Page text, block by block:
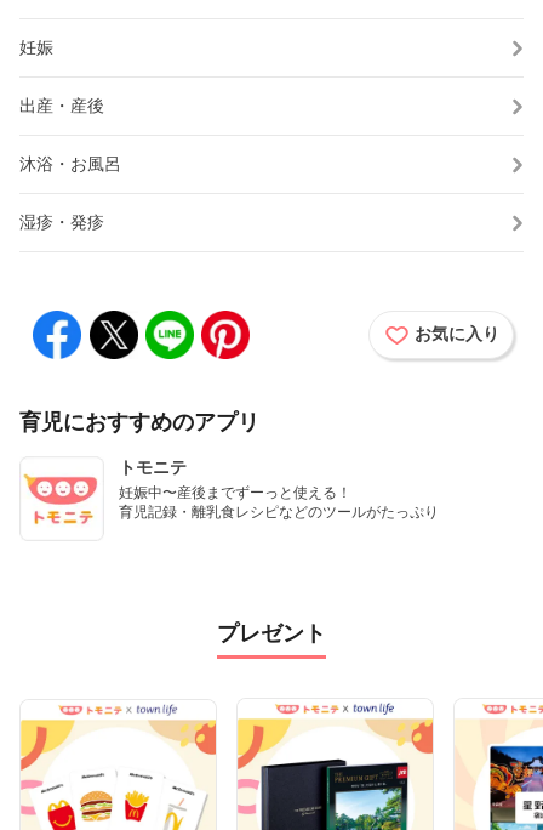
妊娠
出産・産後
沐浴・お風呂
湿疹・発疹
お気に入り
育児におすすめのアプリ
トモニテ
妊娠中〜産後までずーっと使える！
育児記録・離乳食レシピなどのツールがたっぷり
プレゼント